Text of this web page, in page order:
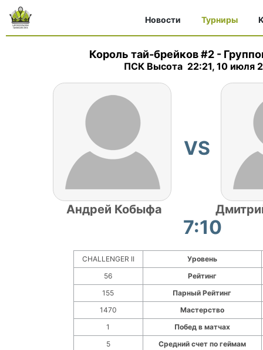
Новости Турниры
Король тай-брейков #2 -
ПСК Высота 22:21, 10 июля
Андрей Кобыфа
VS
7:10
CHALLENGER II
Уровень
56
Рейтинг
155
Парный Рейтинг
1470
Мастерство
1
Побед в матчах
5
Средний счет по геймам